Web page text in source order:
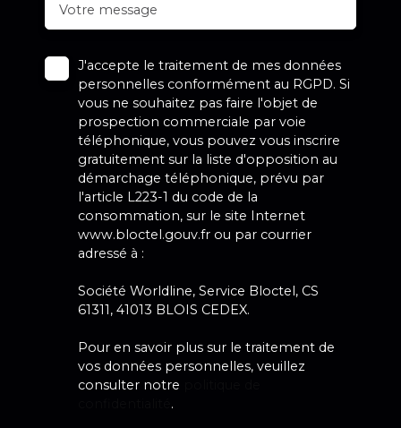
Votre message
J'accepte le traitement de mes données
personnelles conformément au RGPD. Si
vous ne souhaitez pas faire l'objet de
prospection commerciale par voie
téléphonique, vous pouvez vous inscrire
gratuitement sur la liste d'opposition au
démarchage téléphonique, prévu par
l'article L223-1 du code de la
consommation, sur le site Internet
www.bloctel.gouv.fr ou par courrier
adressé à :
Société Worldline, Service Bloctel, CS
61311, 41013 BLOIS CEDEX.
Pour en savoir plus sur le traitement de
vos données personnelles, veuillez
consulter notre
.